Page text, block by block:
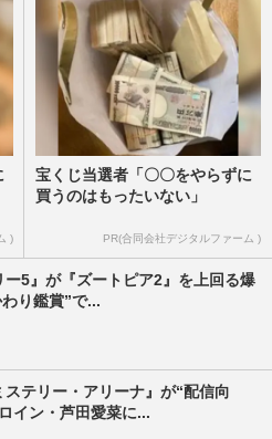
)
宝くじ当選者「〇〇をやらずに
買うのはもったいない」
PR(合同会社デジタルファーム )
ー5』が『ズートピア2』を上回る爆
り鑑賞”で...
ステリー・アリーナ』が“配信向
イン・芦田愛菜に...